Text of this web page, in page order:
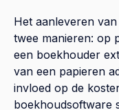
Het aanleveren
twee manieren: op
een boekhouder
van een papieren
invloed op de
boekhoudsoftware